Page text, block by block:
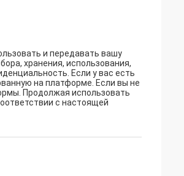
и передавать вашу
хранения, использования,
Если у вас есть
на платформе. Если вы не
Продолжая использовать
с настоящей